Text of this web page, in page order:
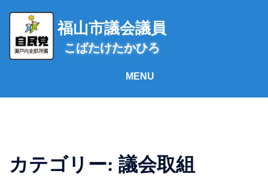
ス
福山市議会議員
こばたけたかひろ
カテゴリー: 議会取組